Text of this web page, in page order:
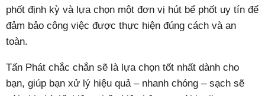
phốt định kỳ và lựa chọn một đơn vị hút bể phốt uy tín để
đảm bảo công việc được thực hiện đúng cách và an
toàn.
Tấn Phát chắc chắn sẽ là lựa chọn tốt nhất dành cho
bạn, giúp bạn xử lý hiệu quả – nhanh chóng – sạch sẽ